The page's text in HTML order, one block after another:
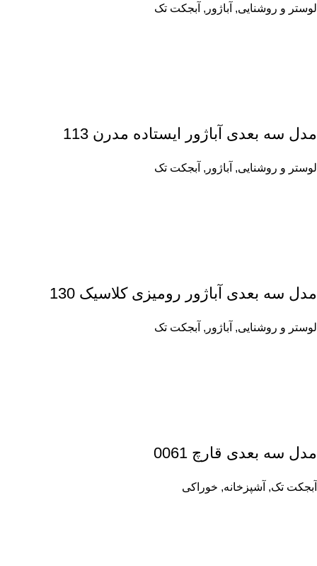
لوستر و روشنایی, آباژور , آبجکت تک
مدل سه بعدی آباژور ایستاده مدرن 113
لوستر و روشنایی, آباژور , آبجکت تک
مدل سه بعدی آباژور رومیزی کلاسیک 130
لوستر و روشنایی, آباژور , آبجکت تک
مدل سه بعدی قارچ 0061
آبجکت تک, آشپزخانه, خوراکی